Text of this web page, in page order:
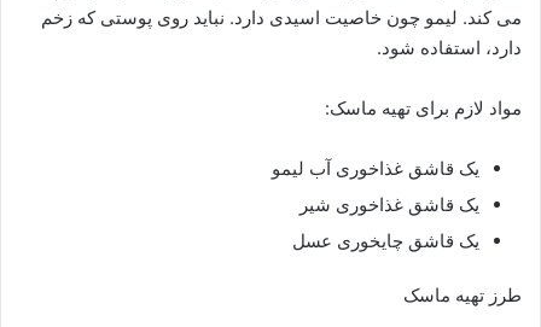
می کند. لیمو چون خاصیت اسیدی دارد. نباید روی پوستی که زخم
دارد، استفاده شود.
مواد لازم برای تهیه ماسک:
یک قاشق غذاخوری آب لیمو
یک قاشق غذاخوری شیر
یک قاشق چایخوری عسل
طرز تهیه ماسک